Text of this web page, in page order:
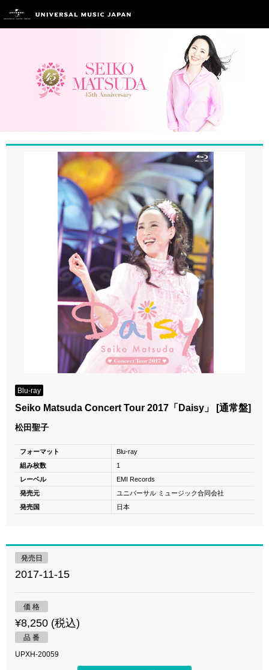
Blu-ray
Seiko Matsuda Concert Tour 2017「Daisy」 [通常盤]
松田聖子
フォーマット
Blu-ray
組み枚数
1
レーベル
EMI Records
発売元
ユニバーサル ミュージック合同会社
発売国
日本
発売日
2017-11-15
価 格
¥8,250 (税込)
品 番
UPXH-20059